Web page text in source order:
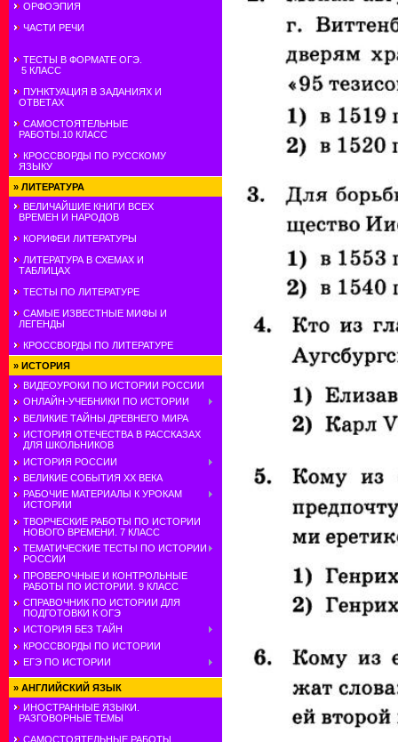
ОРФОЭПИЯ
ЧАСТИ РЕЧИ
ТЕСТЫ В ФОРМАТЕ ОГЭ.
5 КЛАСС
ПУНКТУАЦИЯ В ЗАДАНИЯХ И
ОТВЕТАХ
САМОСТОЯТЕЛЬНЫЕ
РАБОТЫ.10 КЛАСС
КРОССВОРДЫ ПО РУССКОМУ
ЯЗЫКУ
» ЛИТЕРАТУРА
ВЕЛИЧАЙШИЕ КНИГИ ВСЕХ
ВРЕМЕН И НАРОДОВ
КОРИФЕИ ЛИТЕРАТУРЫ
ЛИТЕРАТУРА В СХЕМАХ И
ТАБЛИЦАХ
ТЕСТЫ ПО ЛИТЕРАТУРЕ
САМЫЕ ИЗВЕСТНЫЕ МИФЫ И
ЛЕГЕНДЫ
КРОССВОРДЫ ПО ЛИТЕРАТУРЕ
» ИСТОРИЯ
ВИДЕОУРОКИ ПО ИСТОРИИ РОССИИ
ОНЛАЙН-УЧЕБНИКИ ПО ИСТОРИИ
ВЕЛИКИЕ ТАЙНЫ ДРЕВНЕГО МИРА
ИСТОРИЯ ОТЕЧЕСТВА В РАССКАЗАХ
ДЛЯ ШКОЛЬНИКОВ
ИСТОРИЯ РОССИИ
ВЕЛИКИЕ СОБЫТИЯ ХХ ВЕКА
РАБОЧИЕ МАТЕРИАЛЫ К УРОКАМ
ИСТОРИИ
ТВОРЧЕСКИЕ РАБОТЫ ПО ИСТОРИИ
НОВОГО ВРЕМЕНИ. 7 КЛАСС
ТЕМАТИЧЕСКИЕ ТЕСТЫ ПО ИСТОРИИ
РОССИИ
ПРОВЕРОЧНЫЕ И КОНТРОЛЬНЫЕ
РАБОТЫ ПО ИСТОРИИ. 9 КЛАСС
СПРАВОЧНИК ПО ИСТОРИИ ДЛЯ
ПОДГОТОВКИ К ОГЭ
ИСТОРИЯ БЕЗ ТАЙН
КРОССВОРДЫ ПО ИСТОРИИ
ЕГЭ ПО ИСТОРИИ
» АНГЛИЙСКИЙ ЯЗЫК
ИНОСТРАННЫЕ ЯЗЫКИ.
РАЗГОВОРНЫЕ ТЕМЫ
САМОСТОЯТЕЛЬНЫЕ РАБОТЫ